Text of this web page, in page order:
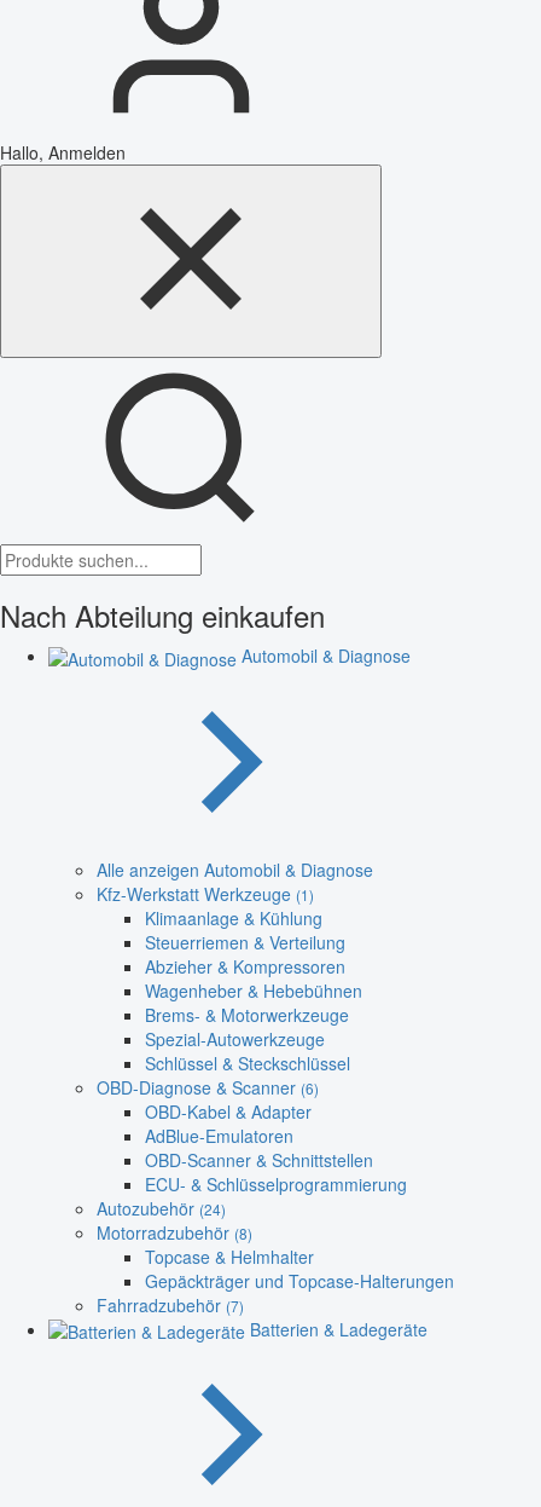
Hallo, Anmelden
Nach Abteilung einkaufen
Automobil & Diagnose
Alle anzeigen Automobil & Diagnose
Kfz-Werkstatt Werkzeuge (1)
Klimaanlage & Kühlung
Steuerriemen & Verteilung
Abzieher & Kompressoren
Wagenheber & Hebebühnen
Brems- & Motorwerkzeuge
Spezial-Autowerkzeuge
Schlüssel & Steckschlüssel
OBD-Diagnose & Scanner (6)
OBD-Kabel & Adapter
AdBlue-Emulatoren
OBD-Scanner & Schnittstellen
ECU- & Schlüsselprogrammierung
Autozubehör (24)
Motorradzubehör (8)
Topcase & Helmhalter
Gepäckträger und Topcase-Halterungen
Fahrradzubehör (7)
Batterien & Ladegeräte